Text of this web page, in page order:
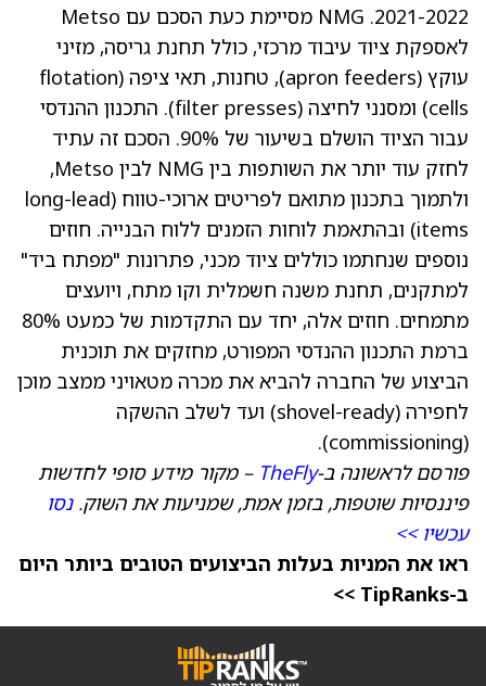
2021-2022. NMG מסיימת כעת הסכם עם Metso
לאספקת ציוד עיבוד מרכזי, כולל תחנת גריסה, מזיני
עוקץ (apron feeders), טחנות, תאי ציפה (flotation
cells) ומסנני לחיצה (filter presses). התכנון ההנדסי
עבור הציוד הושלם בשיעור של 90%. הסכם זה עתיד
לחזק עוד יותר את השותפות בין NMG לבין Metso,
ולתמוך בתכנון מתואם לפריטים ארוכי-טווח (long-lead
items) ובהתאמת לוחות הזמנים ללוח הבנייה. חוזים
נוספים שנחתמו כוללים ציוד מכני, פתרונות "מפתח ביד"
למתקנים, תחנת משנה חשמלית וקו מתח, ויועצים
מתמחים. חוזים אלה, יחד עם התקדמות של כמעט 80%
ברמת התכנון ההנדסי המפורט, מחזקים את תוכנית
הביצוע של החברה להביא את מכרה מטאויני ממצב מוכן
לחפירה (shovel-ready) ועד לשלב ההשקה
(commissioning).
פורסם לראשונה ב-TheFly – מקור מידע סופי לחדשות
פיננסיות שוטפות, בזמן אמת, שמניעות את השוק.נסו
עכשיו >>
ראו את המניות בעלות הביצועים הטובים ביותר היום
ב-TipRanks >>